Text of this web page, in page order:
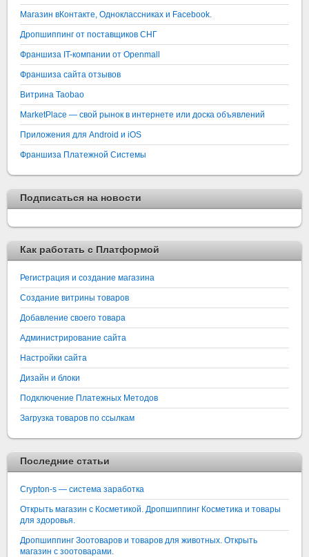
Магазин вКонтакте, Одноклассниках и Facebook.
Дропшиппинг от поставщиков СНГ
Франшиза IT-компании от Openmall
Франшиза сайта отзывов
Витрина Taobao
MarketPlace — свой рынок в интернете или доска объявлений
Приложения для Android и iOS
Франшиза Платежной Системы
Подписаться на новости
Как работать с Платформой
Регистрация и создание магазина
Создание витрины товаров
Добавление своего товара
Администрирование сайта
Настройки сайта
Дизайн и блоки
Подключение Платежных Методов
Загрузка товаров по ссылкам
Последние статьи
Crypton-s — система заработка
Открыть магазин с Косметикой. Дропшиппинг Косметика и товары
для здоровья.
Дропшиппинг Зоотоваров и товаров для животных. Открыть
магазин с зоотоварами.